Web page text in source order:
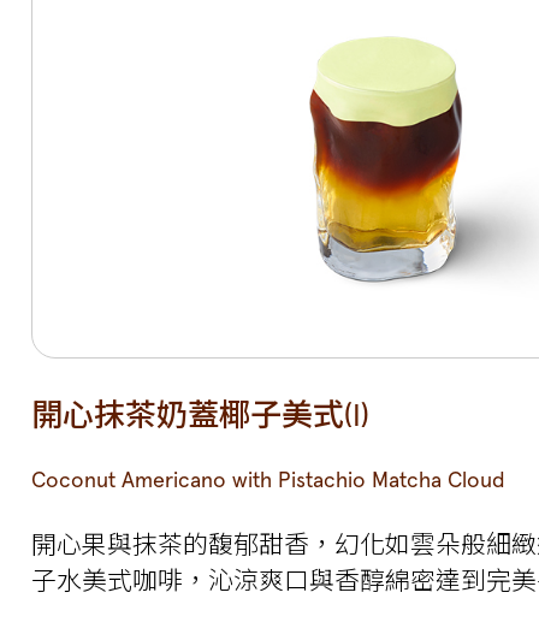
開心抹茶奶蓋椰子美式(I)
Coconut Americano with Pistachio Matcha Cloud
開心果與抹茶的馥郁甜香，幻化如雲朵般細
子水美式咖啡，沁涼爽口與香醇綿密達到完